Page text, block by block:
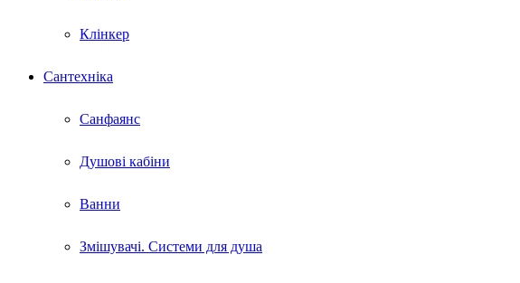
Клінкер
Сантехніка
Санфаянс
Душові кабіни
Ванни
Змішувачі. Системи для душа